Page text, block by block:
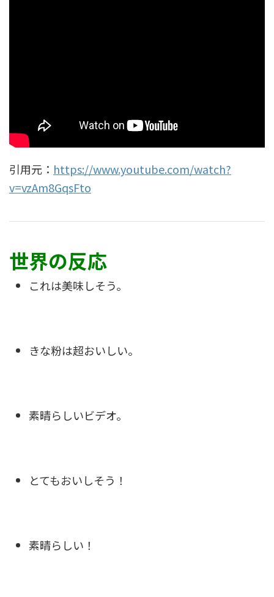
引用元： https://www.youtube.com/watch?
v=vzAm8GqsFto
世界の反応
これは美味しそう。
きな粉は超おいしい。
素晴らしいビデオ。
とてもおいしそう！
素晴らしい！